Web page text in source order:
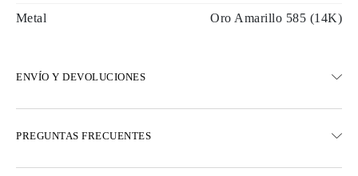
Metal Oro Amarillo 585 (14K)
ENVÍO Y DEVOLUCIONES
Opciones de entrega exprés también están disponibles
PREGUNTAS FRECUENTES